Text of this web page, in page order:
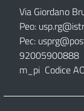
Via Giordano
Peo:
Pec:
92005900888
m_pi Codice